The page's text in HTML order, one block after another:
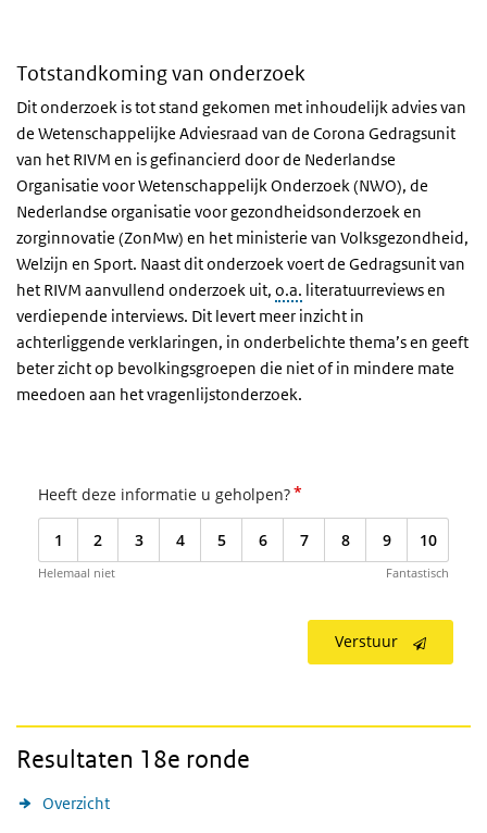
Totstandkoming van onderzoek
Dit onderzoek is tot stand gekomen met inhoudelijk advies van
de Wetenschappelijke Adviesraad van de Corona Gedragsunit
van het RIVM en is gefinancierd door de Nederlandse
Organisatie voor Wetenschappelijk Onderzoek (NWO), de
Nederlandse organisatie voor gezondheidsonderzoek en
zorginnovatie (ZonMw) en het ministerie van Volksgezondheid,
Welzijn en Sport. Naast dit onderzoek voert de Gedragsunit van
het RIVM aanvullend onderzoek uit, o.a. literatuurreviews en
verdiepende interviews. Dit levert meer inzicht in
achterliggende verklaringen, in onderbelichte thema’s en geeft
beter zicht op bevolkingsgroepen die niet of in mindere mate
meedoen aan het vragenlijstonderzoek.
Heeft deze informatie u geholpen?*
1 2 3 4 5 6 7 8 9 10
Helemaal niet Fantastisch
Verstuur
Resultaten 18e ronde
Overzicht